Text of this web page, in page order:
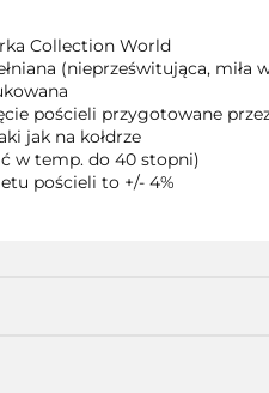
Collection World
(nieprześwitująca, miła
pościeli przygotowane
jak na kołdrze
w temp. do 40 stopni)
pościeli to +/- 4%